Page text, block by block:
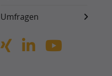
Umfragen